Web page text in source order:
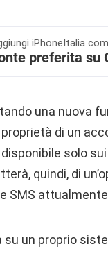
iPhoneItalia
preferita su
una nuova
di un
solo
quindi, di
SMS
un proprio